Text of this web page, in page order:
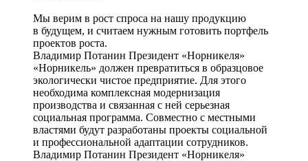
Мы верим в рост спроса на нашу продукцию
в будущем, и считаем нужным готовить портфель
проектов роста.
Владимир Потанин Президент «Норникеля»
«Норникель» должен превратиться в образцовое
экологически чистое предприятие. Для этого
необходима комплексная модернизация
производства и связанная с ней серьезная
социальная программа. Совместно с местными
властями будут разработаны проекты социальной
и профессиональной адаптации сотрудников.
Владимир Потанин Президент «Норникеля»